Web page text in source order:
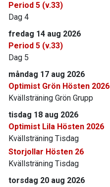
Period 5 (v.33)
Dag 4
fredag 14 aug 2026
Period 5 (v.33)
Dag 5
måndag 17 aug 2026
Optimist Grön Hösten 2026
Kvällsträning Grön Grupp
tisdag 18 aug 2026
Optimist Lila Hösten 2026
Kvällsträning Tisdag
Storjollar Hösten 26
Kvällsträning Tisdag
torsdag 20 aug 2026